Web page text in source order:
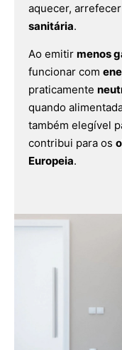
aquecer,
sanitária.
Ao emitir menos
funcionar com
praticamente
quando
também elegível
contribui para os
Europeia.